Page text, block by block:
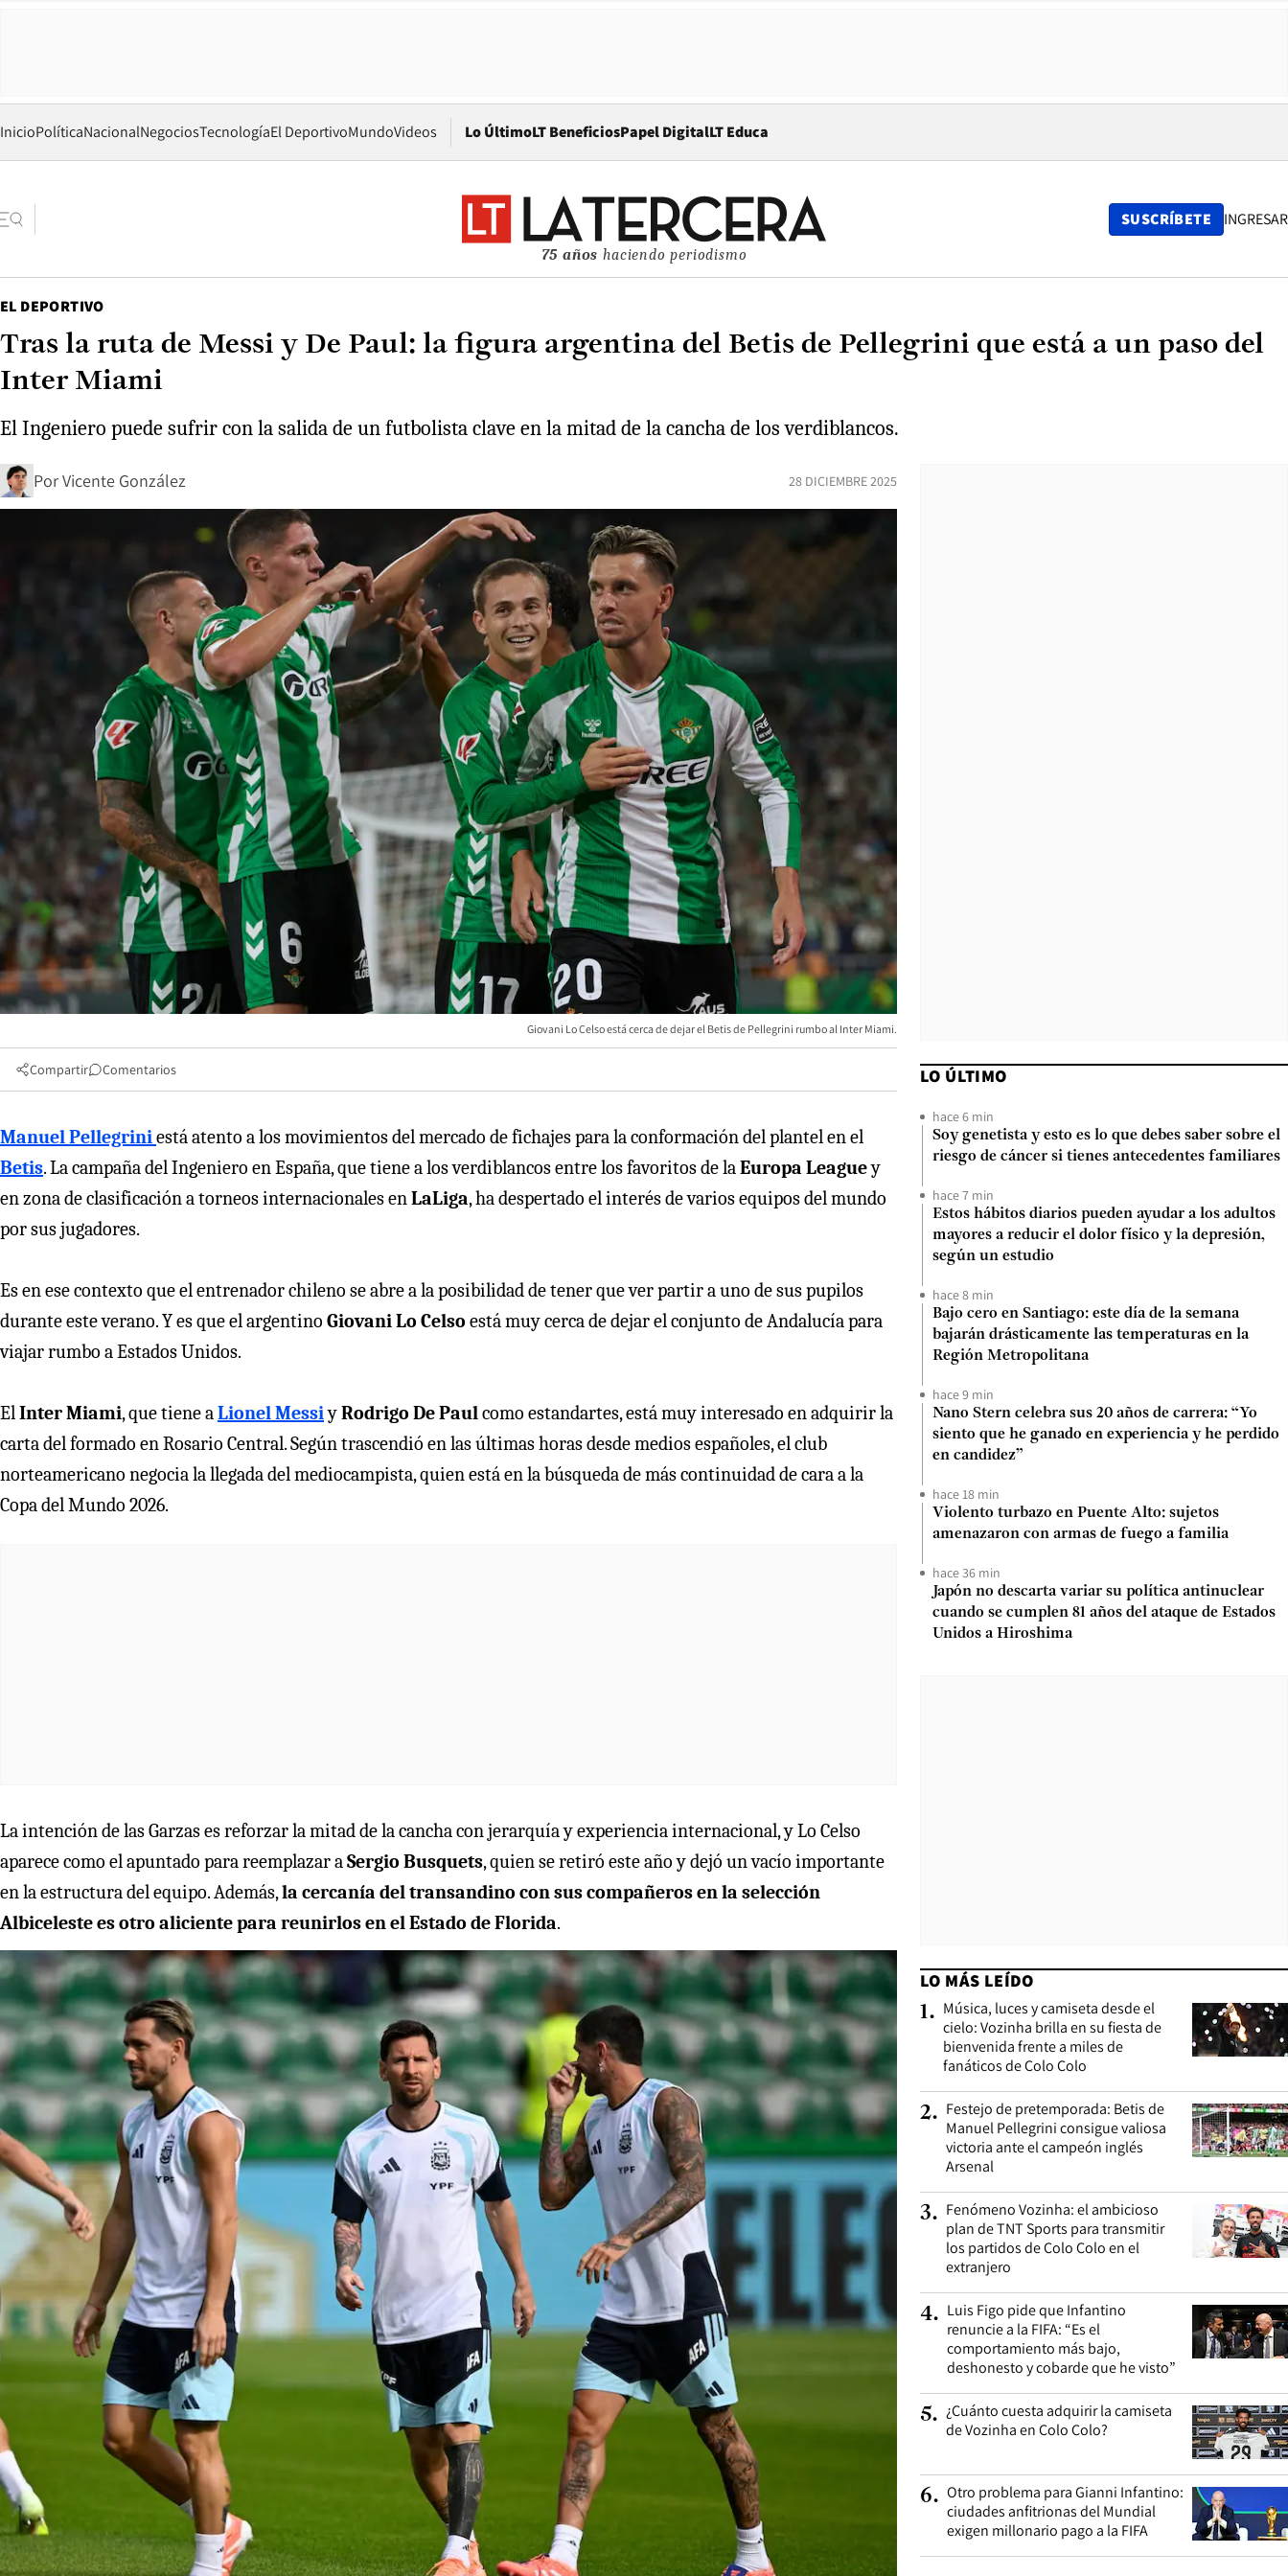
InicioPolíticaNacionalNegociosTecnologíaEl DeportivoMundoVideos Lo ÚltimoLT BeneficiosPapel DigitalOpens in new window
LT Educa
75 años haciendo periodismo
SUSCRÍBETE INGRESAR
EL DEPORTIVO
Tras la ruta de Messi y De Paul: la figura argentina del Betis de Pellegrini que está a un paso del
Inter Miami
El Ingeniero puede sufrir con la salida de un futbolista clave en la mitad de la cancha de los verdiblancos.
PorVicente González 28 DICIEMBRE 2025
Giovani Lo Celso está cerca de dejar el Betis de Pellegrini rumbo al Inter Miami.
Compartir Comentarios
Manuel Pellegriniestá atento a los movimientos del mercado de fichajes para la conformación del plantel en el
Betis. La campaña del Ingeniero en España, que tiene a los verdiblancos entre los favoritos de laEuropa Leaguey
en zona de clasificación a torneos internacionales enLaLiga, ha despertado el interés de varios equipos del mundo
por sus jugadores.
Es en ese contexto que el entrenador chileno se abre a la posibilidad de tener que ver partir a uno de sus pupilos
durante este verano. Y es que el argentino Giovani Lo Celso está muy cerca de dejar el conjunto de Andalucía para
viajar rumbo a Estados Unidos.
ElInter Miami, que tiene aLionel MessiyRodrigo De Paulcomo estandartes, está muy interesado en adquirir la
carta del formado en Rosario Central. Según trascendió en las últimas horas desde medios españoles, el club
norteamericano negocia la llegada del mediocampista, quien está en la búsqueda de más continuidad de cara a la
Copa del Mundo 2026.
La intención de las Garzas es reforzar la mitad de la cancha con jerarquía y experiencia internacional, y Lo Celso
aparece como el apuntado para reemplazar aSergio Busquets, quien se retiró este año y dejó un vacío importante
en la estructura del equipo. Además,la cercanía del transandino con sus compañeros en la selección
Albiceleste es otro aliciente para reunirlos en el Estado de Florida.
LO ÚLTIMO
hace 6 min
Soy genetista y esto es lo que debes saber sobre el
riesgo de cáncer si tienes antecedentes familiares
hace 7 min
Estos hábitos diarios pueden ayudar a los adultos
mayores a reducir el dolor físico y la depresión,
según un estudio
hace 8 min
Bajo cero en Santiago: este día de la semana
bajarán drásticamente las temperaturas en la
Región Metropolitana
hace 9 min
Nano Stern celebra sus 20 años de carrera: “Yo
siento que he ganado en experiencia y he perdido
en candidez”
hace 18 min
Violento turbazo en Puente Alto: sujetos
amenazaron con armas de fuego a familia
hace 36 min
Japón no descarta variar su política antinuclear
cuando se cumplen 81 años del ataque de Estados
Unidos a Hiroshima
LO MÁS LEÍDO
1. Música, luces y camiseta desde el
cielo: Vozinha brilla en su fiesta de
bienvenida frente a miles de
fanáticos de Colo Colo
2. Festejo de pretemporada: Betis de
Manuel Pellegrini consigue valiosa
victoria ante el campeón inglés
Arsenal
3. Fenómeno Vozinha: el ambicioso
plan de TNT Sports para transmitir
los partidos de Colo Colo en el
extranjero
4. Luis Figo pide que Infantino
renuncie a la FIFA: “Es el
comportamiento más bajo,
deshonesto y cobarde que he visto”
5. ¿Cuánto cuesta adquirir la camiseta
de Vozinha en Colo Colo?
6. Otro problema para Gianni Infantino:
ciudades anfitrionas del Mundial
exigen millonario pago a la FIFA